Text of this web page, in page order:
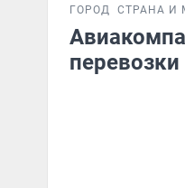
ГОРОД СТРАНА И